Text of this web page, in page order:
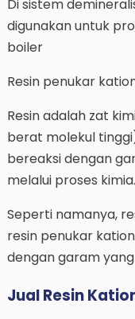
Di sistem
digunakan untuk
boiler
Resin penukar
Resin adalah zat
berat molekul
bereaksi dengan
melalui proses kimia.
Seperti namanya,
resin penukar
dengan garam
Jual Resin